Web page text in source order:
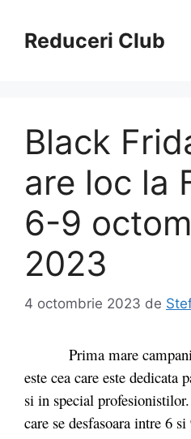
conținutReduceri Club
Black
are loc la
6-9
2023
4 octombrie 2023 de
Prima mare campanie
este cea care este dedicata
si in special
care se desfasoara intre 6